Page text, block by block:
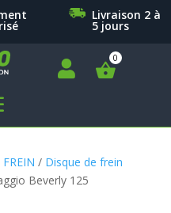
Livraison 2 à
5 jours

FREIN / Disque de frein
Beverly 125